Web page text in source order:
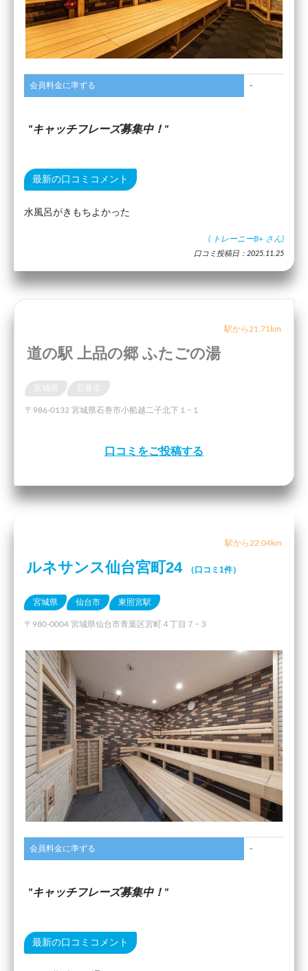
会員料金に準ずる -
キャッチフレーズ募集中！
最新の口コミコメント
水風呂がきもちよかった
( トレーニーB+ さん)
口コミ投稿日：2025.11.25
駅から21.71km
道の駅 上品の郷 ふたごの湯
石巻市
〒986-0132 宮城県石巻市小船越二子北下１−１
口コミをご投稿する
駅から22.04km
ルネサンス仙台宮町24 （口コミ1件）
宮城県 仙台市 東照宮駅
〒980-0004 宮城県仙台市青葉区宮町４丁目７−３
会員料金に準ずる -
キャッチフレーズ募集中！
最新の口コミコメント